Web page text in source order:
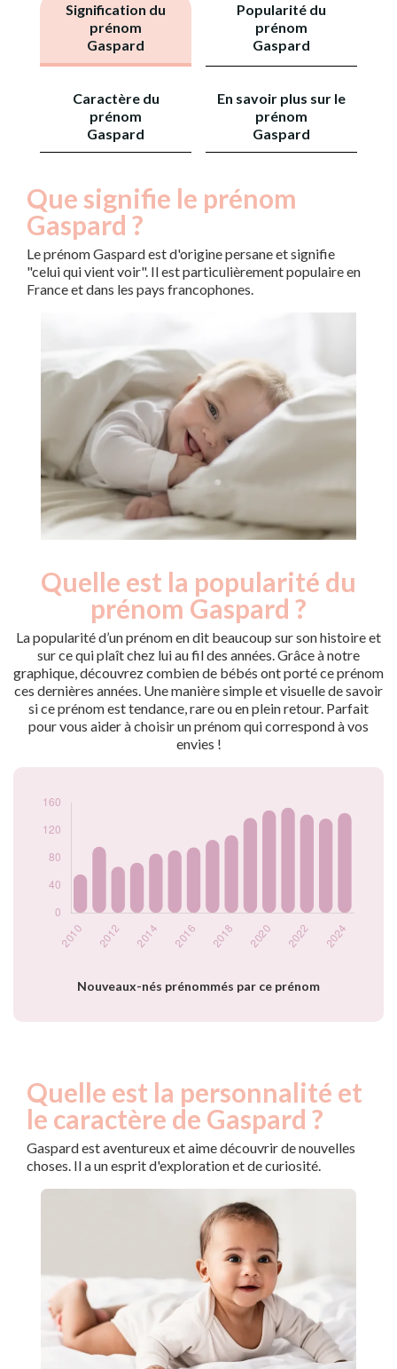
Signification du
prénom
Gaspard
Popularité du
prénom
Gaspard
Caractère du
prénom
Gaspard
En savoir plus sur le
prénom
Gaspard
Que signifie le prénom
Gaspard ?
Le prénom Gaspard est d'origine persane et signifie
"celui qui vient voir". Il est particulièrement populaire en
France et dans les pays francophones.
Quelle est la popularité du
prénom Gaspard ?
La popularité d’un prénom en dit beaucoup sur son histoire et
sur ce qui plaît chez lui au fil des années. Grâce à notre
graphique, découvrez combien de bébés ont porté ce prénom
ces dernières années. Une manière simple et visuelle de savoir
si ce prénom est tendance, rare ou en plein retour. Parfait
pour vous aider à choisir un prénom qui correspond à vos
envies !
Nouveaux-nés prénommés par ce prénom
Popularité du
Année
Nouveaux-
nés
2010
56
2011
96
2012
67
2013
73
2014
86
2015
91
2019
138
2020
149
153
137
145
Quelle est la personnalité et
le caractère de Gaspard ?
Gaspard est aventureux et aime découvrir de nouvelles
choses. Il a un esprit d'exploration et de curiosité.